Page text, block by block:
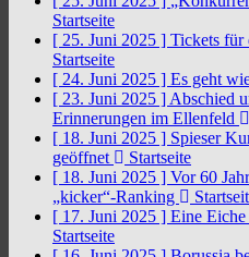
Startseite
[ 25. Juni 2025 ] Tickets für
Startseite
[ 24. Juni 2025 ] Es geht
[ 23. Juni 2025 ] Abschied
Erinnerungen im Ellenfeld
[ 18. Juni 2025 ] Spieser
geöffnet
Startseite
[ 18. Juni 2025 ] Vor 60
„kicker“-Ranking
[ 17. Juni 2025 ] Eine
Startseite